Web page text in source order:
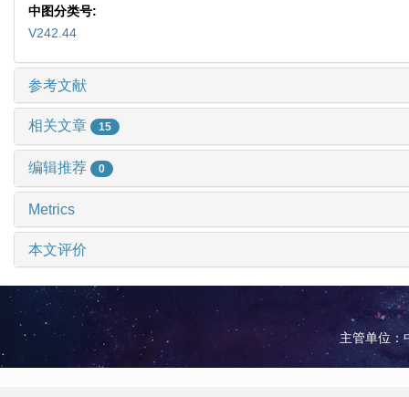
中图分类号:
V242.44
参考文献
相关文章 15
编辑推荐 0
Metrics
本文评价
主管单位：